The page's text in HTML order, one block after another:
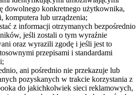
dowolnego konkretnego użytkownika,
komputera lub urządzenia;
z informacji otrzymanych bezpośrednio
jeśli zostali o tym wyraźnie
oraz wyrazili zgodę i jeśli jest to
przepisami i standardami
ani pośrednio nie przekazuje lub
pozyskanych w trakcie korzystania z
do jakichkolwiek sieci reklamowych,